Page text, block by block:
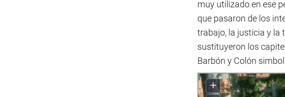
muy utilizado en ese
que pasaron de los
trabajo, la justicia y la
sustituyeron los
Barbón y Colón